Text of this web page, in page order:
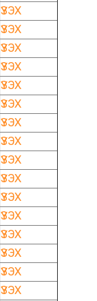
ҮЗЭХ
ҮЗЭХ
ҮЗЭХ
ҮЗЭХ
ҮЗЭХ
ҮЗЭХ
ҮЗЭХ
ҮЗЭХ
ҮЗЭХ
ҮЗЭХ
ҮЗЭХ
ҮЗЭХ
ҮЗЭХ
ҮЗЭХ
ҮЗЭХ
ҮЗЭХ